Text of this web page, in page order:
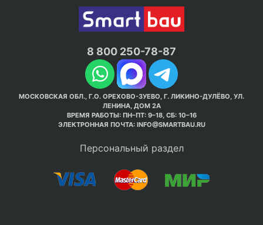
8 800 250-78-87
МОСКОВСКАЯ ОБЛ., Г.О. ОРЕХОВО-ЗУЕВО, Г. ЛИКИНО-ДУЛЁВО, УЛ.
ЛЕНИНА, ДОМ 2А
ВРЕМЯ РАБОТЫ: ПН–ПТ: 9–18, СБ: 10–16
ЭЛЕКТРОННАЯ ПОЧТА: INFO@SMARTBAU.RU
Персональный раздел